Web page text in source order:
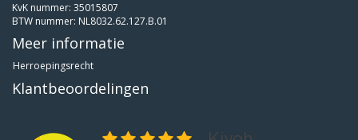
KvK nummer: 35015807
BTW nummer: NL8032.62.127.B.01
Meer informatie
Herroepingsrecht
Klantbeoordelingen